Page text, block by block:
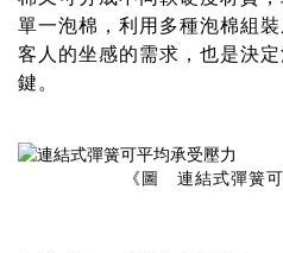
單一泡棉，利用多種泡棉組
客人的坐感的需求，也是決
鍵。
《圖 連結式彈簧